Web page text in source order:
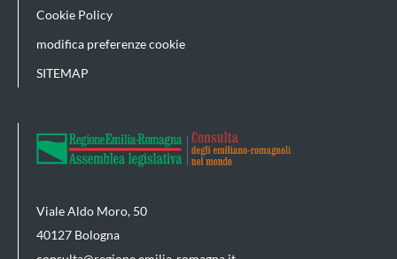
Cookie Policy
modifica preferenze cookie
SITEMAP
Viale Aldo Moro, 50
40127 Bologna